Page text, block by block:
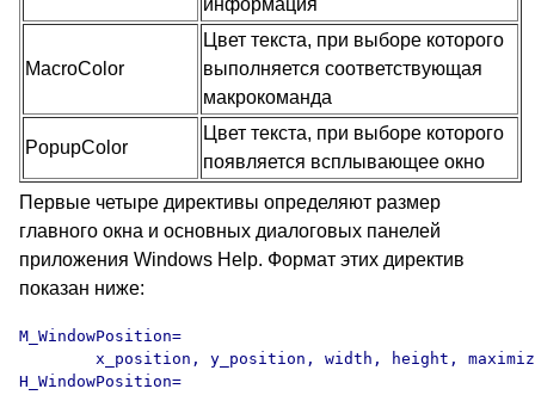
информация
MacroColor
Цвет текста, при выборе которого
выполняется соответствующая
макрокоманда
PopupColor
Цвет текста, при выборе которого
появляется всплывающее окно
Первые четыре директивы определяют размер
главного окна и основных диалоговых панелей
приложения Windows Help. Формат этих директив
показан ниже:
M_WindowPosition=
x_position, y_position, width, height,
H_WindowPosition=